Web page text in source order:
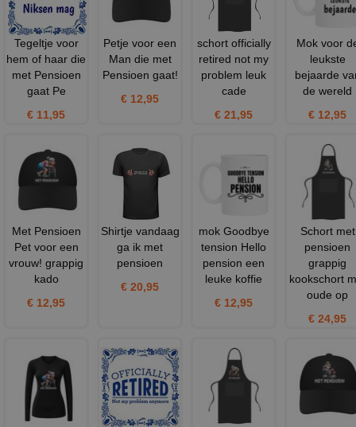
Tegeltje voor
hem of haar die
met Pensioen
gaat Pe
€ 11,95
Petje voor een
Man die met
Pensioen gaat!
€ 12,95
schort officially
retired not my
problem leuk
cade
€ 21,95
Mok voor
leukste
bejaarde
de wereld
€ 12,95
Met Pensioen
Pet voor een
vrouw! grappig
kado
€ 12,95
Shirtje vandaag
ga ik met
pensioen
€ 20,95
mok Goodbye
tension Hello
pension een
leuke koffie
€ 12,95
Schort met
pensioen
grappig
kookschort
oude op
€ 24,95